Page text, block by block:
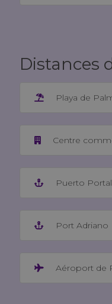
Distances
Playa de
Centre
Puerto
Port Adriano
Aéroport de